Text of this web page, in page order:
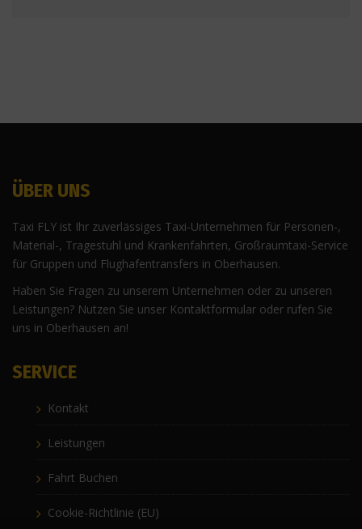
ÜBER UNS
Taxi FLY ist Ihr zuverlässiges Taxi-Unternehmen für Personen-,
Material-, Tragestuhl und Krankenfahrten, Großraumtaxi-Service
für Gruppen und Flughafentransfers in Oberhausen.
Haben Sie Fragen zu unserem Unternehmen oder zu unseren
Leistungen? Nutzen Sie unser Kontaktformular oder rufen Sie
uns in Oberhausen an!
SERVICE
Kontakt
Leistungen
Fahrt Buchen
Cookie-Richtlinie (EU)